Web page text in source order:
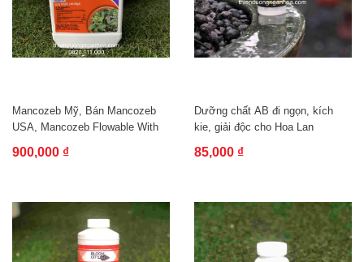
Mancozeb Mỹ, Bán Mancozeb
USA, Mancozeb Flowable With
900,000 ₫
Dưỡng chất AB đi ngọn, kích
kie, giải độc cho Hoa Lan
85,000 ₫